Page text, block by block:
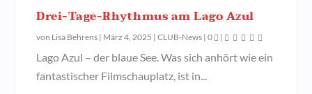
Drei-Tage-Rhythmus am Lago Azul
von Lisa Behrens | März 4, 2025 |CLUB-News |0 |
Lago Azul – der blaue See. Was sich anhört wie ein
fantastischer Filmschauplatz, ist in...